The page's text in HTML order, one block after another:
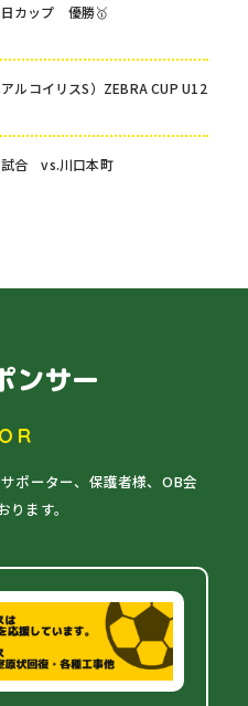
カップ 優勝🥇
ルコイリスS）ZEBRA CUP U12
試合 vs.川口本町
ンサー
ポーター、保護者様、OB会
ます。